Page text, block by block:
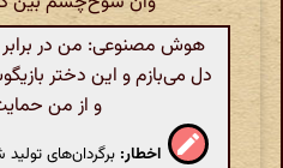
هوش مصنوعی: من در
دل می‌بازم و این دختر
و از من
اخطار: برگردان‌های